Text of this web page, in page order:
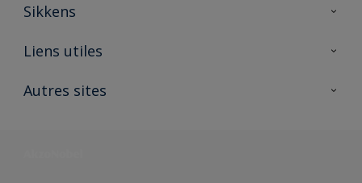
Sikkens
A propos de Sikkens
Liens utiles
Ouvrir un magasin PASS
Autres sites